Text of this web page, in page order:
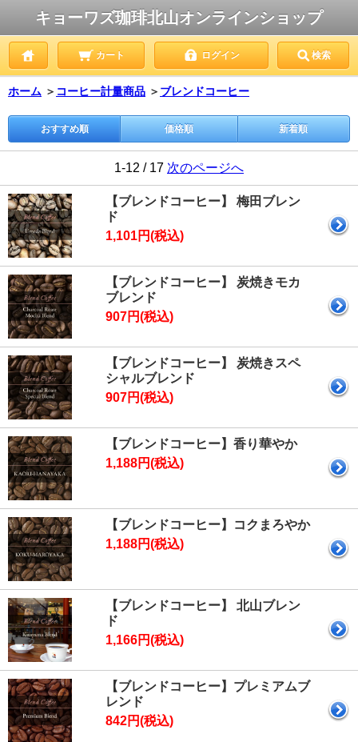
キョーワズ珈琲北山オンラインショップ
カート ログイン 検索
ホーム ＞ コーヒー計量商品 ＞ ブレンドコーヒー
おすすめ順 価格順 新着順
1-12 / 17 次のページへ
【ブレンドコーヒー】 梅田ブレン
ド
1,101円(税込)
【ブレンドコーヒー】 炭焼きモカ
ブレンド
907円(税込)
【ブレンドコーヒー】 炭焼きスペ
シャルブレンド
907円(税込)
【ブレンドコーヒー】香り華やか
1,188円(税込)
【ブレンドコーヒー】コクまろやか
1,188円(税込)
【ブレンドコーヒー】 北山ブレン
ド
1,166円(税込)
【ブレンドコーヒー】プレミアムブ
レンド
842円(税込)